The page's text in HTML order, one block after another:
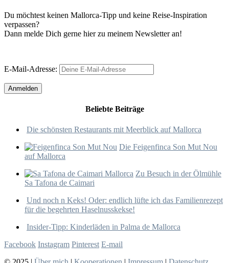
Du möchtest keinen Mallorca-Tipp und keine Reise-Inspiration
verpassen?
Dann melde Dich gerne hier zu meinem Newsletter an!
E-Mail-Adresse:
Beliebte Beiträge
Die schönsten Restaurants mit Meerblick auf Mallorca
Die Feigenfinca Son Mut Nou
auf Mallorca
Zu Besuch in der Ölmühle
Sa Tafona de Caimari
Und noch n Keks! Oder: endlich lüfte ich das Familienrezept
für die begehrten Haselnusskekse!
Insider-Tipp: Kinderläden in Palma de Mallorca
Facebook Instagram Pinterest E-mail